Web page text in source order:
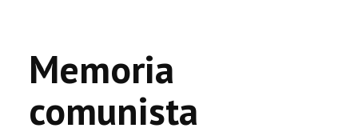
NOTICIAS
Memoria
comunista